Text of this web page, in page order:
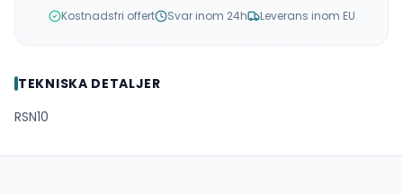
Kostnadsfri offert Svar inom 24h Leverans inom EU
TEKNISKA DETALJER
RSN10